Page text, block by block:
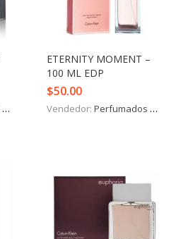
ETERNITY MOMENT –
100 ML EDP
$50.00
Vendedor: Perfumados y más